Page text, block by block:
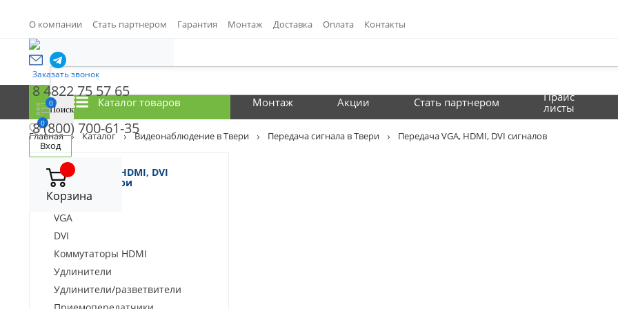
О компании Стать партнером Гарантия Монтаж Доставка Оплата Контакты
Заказать звонок
8 4822 75 57 65
8 (800) 700-61-35
0
0
Вход
Корзина
Каталог товаров Монтаж Акции Стать партнером
Прайс
листы
Главная Каталог Видеонаблюдение в Твери Передача сигнала в Твери Передача VGA, HDMI, DVI сигналов
Передача VGA, HDMI, DVI
сигналов в Твери
HDMI
VGA
DVI
Коммутаторы HDMI
Удлинители
Удлинители/разветвители